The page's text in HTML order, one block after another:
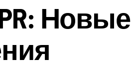
Новые